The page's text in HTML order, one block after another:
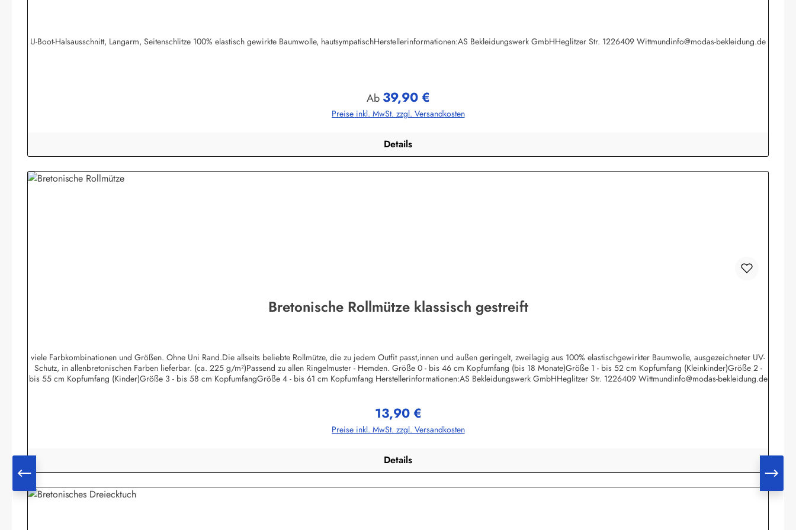
U-Boot-Halsausschnitt, Langarm, Seitenschlitze 100% elastisch gewirkte Baumwolle, hautsympatischHerstellerinformationen:AS Bekleidungswerk GmbHHeglitzer Str. 1226409 Wittmundinfo@modas-bekleidung.de
Regulärer Preis:
Ab 39,90 €
Preise inkl. MwSt. zzgl. Versandkosten
Details
Bretonische Rollmütze klassisch gestreift
viele Farbkombinationen und Größen. Ohne Uni Rand.Die allseits beliebte Rollmütze, die zu jedem Outfit passt,innen und außen geringelt, zweilagig aus 100% elastischgewirkter Baumwolle, ausgezeichneter UV-
Schutz, in allenbretonischen Farben lieferbar. (ca. 225 g/m²)Passend zu allen Ringelmuster - Hemden. Größe 0 - bis 46 cm Kopfumfang (bis 18 Monate)Größe 1 - bis 52 cm Kopfumfang (Kleinkinder)Größe 2 -
bis 55 cm Kopfumfang (Kinder)Größe 3 - bis 58 cm KopfumfangGröße 4 - bis 61 cm Kopfumfang Herstellerinformationen:AS Bekleidungswerk GmbHHeglitzer Str. 1226409 Wittmundinfo@modas-bekleidung.de
Regulärer Preis:
13,90 €
Preise inkl. MwSt. zzgl. Versandkosten
Details